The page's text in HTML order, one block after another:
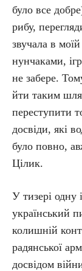
було все
рибу,
звучала в
нунчаками,
не забере.
йти таким
переступити
досвіди, які
було повно,
Цілик.
У тизері одну
український
колишній
радянської
досвідом